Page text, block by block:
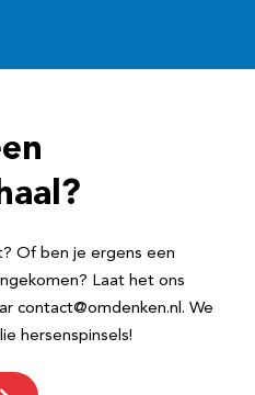
Of ben je ergens een
Laat het ons
contact@omdenken.nl. We
hersenspinsels!